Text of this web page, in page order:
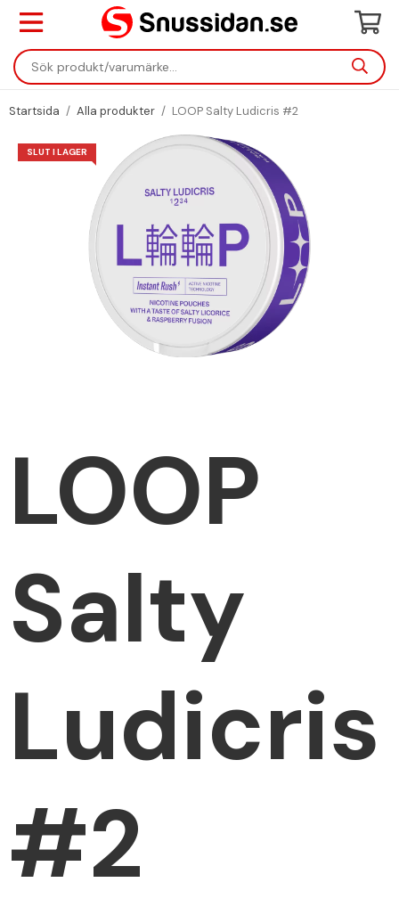
Startsida / Alla produkter / LOOP Salty Ludicris #2
SLUT I LAGER
LOOP
Salty
Ludicris
#2